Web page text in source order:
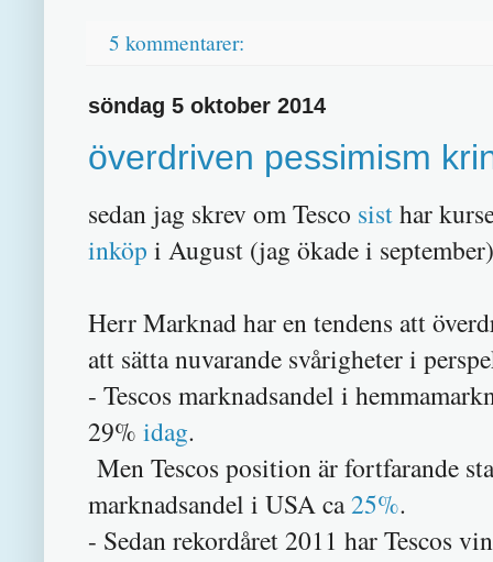
5 kommentarer:
söndag 5 oktober 2014
överdriven pessimism
sedan jag skrev om Tesco sisthar
inköp i August (jag ökade i
Herr Marknad har en tendens att
att sätta nuvarande svårigheter i
- Tescos marknadsandel i
29% idag.
Men Tescos position är fortfarande
marknadsandel i USA ca25%.
- Sedan rekordåret 2011 har Tescos